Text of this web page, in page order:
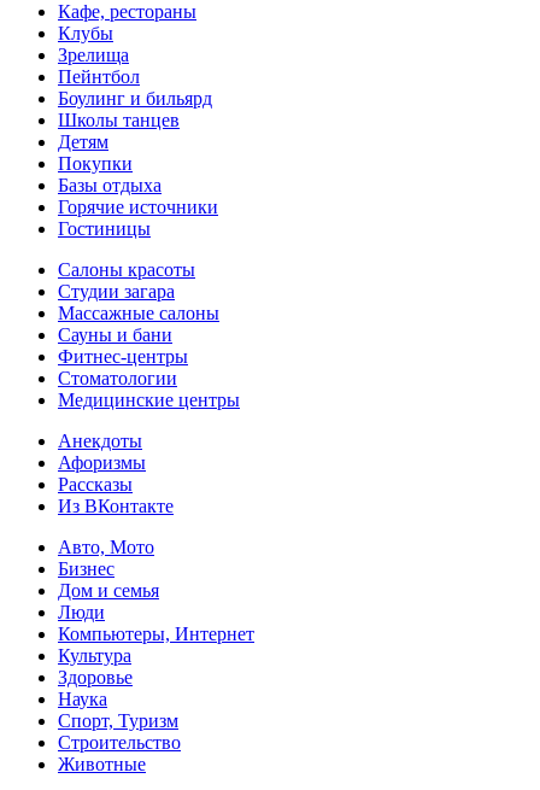
Кафе, рестораны
Клубы
Зрелища
Пейнтбол
Боулинг и бильярд
Школы танцев
Детям
Покупки
Базы отдыха
Горячие источники
Гостиницы
Салоны красоты
Студии загара
Массажные салоны
Сауны и бани
Фитнес-центры
Стоматологии
Медицинские центры
Анекдоты
Афоризмы
Рассказы
Из ВКонтакте
Авто, Мото
Бизнес
Дом и семья
Люди
Компьютеры, Интернет
Культура
Здоровье
Наука
Спорт, Туризм
Строительство
Животные